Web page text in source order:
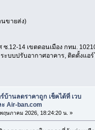
นขายส่ง)
.12-14 เขตดอนเมือง กทม.
ะบบปรับอากาศอาคาร, ติดตั้งแ
บ้านลดราคาถูก เช็คได้ที่ เวบ
Air-ban.com
ฤษภาคม 2026, 18:24:20 น. »